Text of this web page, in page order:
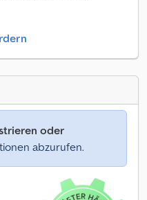
oder
abzurufen.